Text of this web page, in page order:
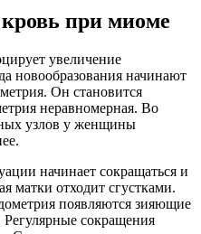
при миоме
увеличение
новообразования начинают
Он становится
неравномерная. Во
узлов у женщины
начинает сокращаться и
матки отходит сгустками.
появляются зияющие
Регулярные сокращения